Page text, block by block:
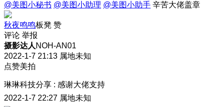
@美图小秘书 @美图小助理 @美图小助手 辛苦大佬盖章
秋夜鸣鸣板凳 赞
评论 举报
摄影达人 NOH-AN01
2022-1-7 21:13 属地未知
点赞美拍
琳琳科技分享 : 感谢大佬支持
2022-1-7 22:27 属地未知